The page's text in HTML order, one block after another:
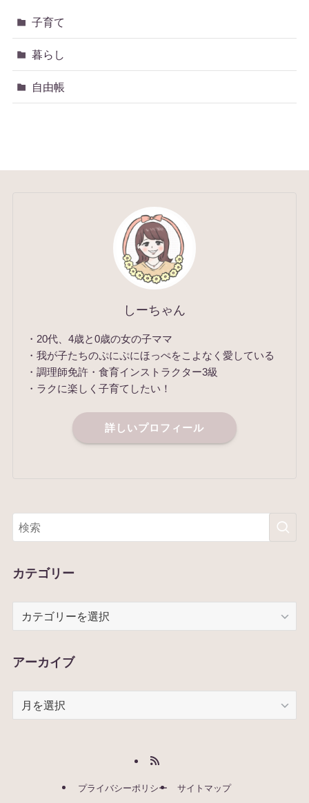
子育て
暮らし
自由帳
しーちゃん
・20代、4歳と0歳の女の子ママ
・我が子たちのぷにぷにほっぺをこよなく愛している
・調理師免許・食育インストラクター3級
・ラクに楽しく子育てしたい！
詳しいプロフィール
カテゴリー
リ
アーカイブ
プライバシーポリシー サイトマップ